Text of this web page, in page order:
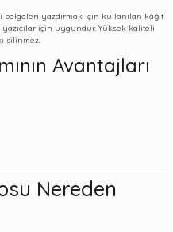
belgeleri yazdırmak için kullanılan kâğıt
için uygundur. Yüksek kaliteli
silinmez.
Avantajları
Nereden